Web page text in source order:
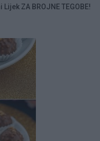
Lijek ZA BROJNE TEGOBE!